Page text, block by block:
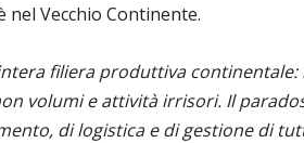
Vecchio Continente.
filiera produttiva
volumi e attività irrisori. Il
di logistica e di gestione di